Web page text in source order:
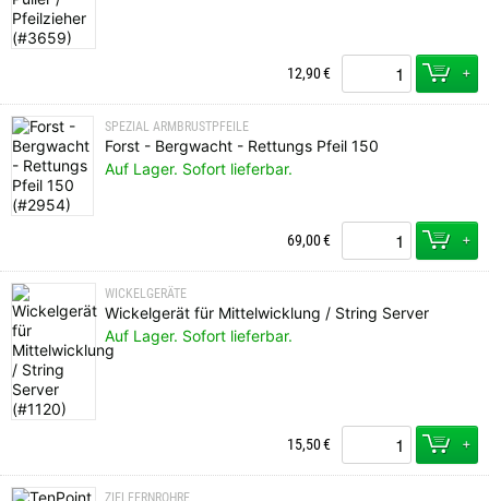
12,90€ +
SPEZIAL ARMBRUSTPFEILE
Forst - Bergwacht - Rettungs Pfeil 150
Auf Lager. Sofort lieferbar.
69,00€ +
WICKELGERÄTE
Wickelgerät für Mittelwicklung / String Server
Auf Lager. Sofort lieferbar.
15,50€ +
ZIELFERNROHRE